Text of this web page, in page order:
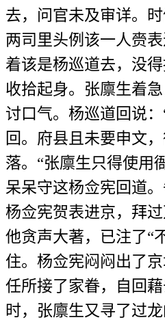
去，问官未及审详。时
两司里头例该一人赍
着该是杨巡道去，没
收拾起身。张廪生着
讨口气。杨巡道回说
回。府县且未要申文
落。“张廪生只得使用
呆呆守这杨佥宪回道。
杨佥宪贺表进京，拜过
他贪声大著，已注了“
住。杨佥宪闷闷出了
任所接了家眷，自回
时，张廪生又寻了过